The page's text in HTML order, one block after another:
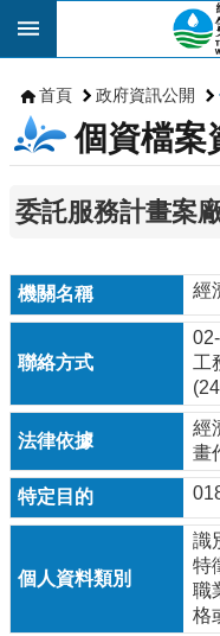
跳到主要內容區塊
首頁 政府資訊公開
個資檔案
委託服務計畫案
經
工
經
畫
識
特
職
格